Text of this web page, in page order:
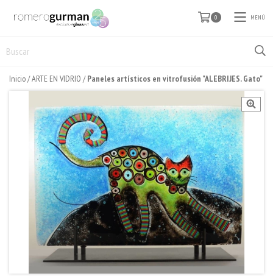
0 MENÚ
Inicio/ARTE EN VIDRIO / Paneles artísticos en vitrofusión "ALEBRIJES. Gato"